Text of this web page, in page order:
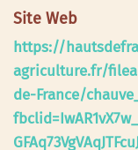
Site Web
https://
agriculture.fr/
de-France/